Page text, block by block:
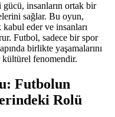
gücü, insanların ortak bir
sağlar. Bu oyun,
eder ve insanları
Futbol, sadece bir spor
birlikte yaşamalarını
kültürel fenomendir.
Futbolun
Rolü